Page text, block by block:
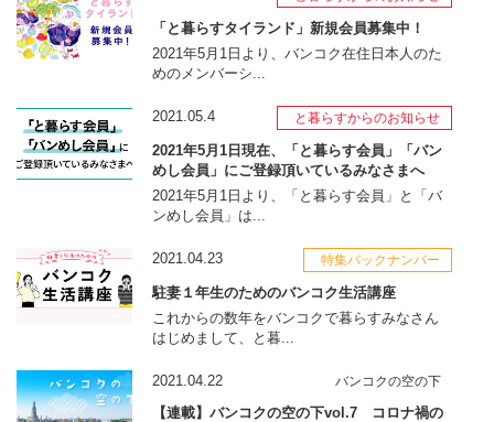
「と暮らすタイランド」新規会員募集中！
2021年5月1日より、バンコク在住日本人のた
めのメンバーシ...
2021.05.4 と暮らすからのお知らせ
2021年5月1日現在、「と暮らす会員」「バン
めし会員」にご登録頂いているみなさまへ
2021年5月1日より、「と暮らす会員」と「バ
ンめし会員」は...
2021.04.23 特集バックナンバー
駐妻１年生のためのバンコク生活講座
これからの数年をバンコクで暮らすみなさん
はじめまして、と暮...
2021.04.22 バンコクの空の下
【連載】バンコクの空の下vol.7 コロナ禍の